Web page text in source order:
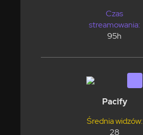
Czas
streamowania:
95h
Pacify
Średnia widzów:
28